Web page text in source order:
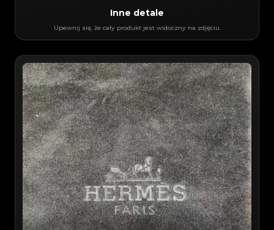
Inne detale
Upewnij się, że cały produkt jest widoczny na zdjęciu.